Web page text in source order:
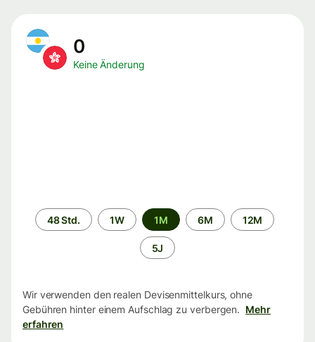
0
Keine Änderung
Zeitraum
48 Std. 1W 1M 6M 12M
5J
Wir verwenden den realen Devisenmittelkurs, ohne
Gebühren hinter einem Aufschlag zu verbergen. Mehr
erfahren